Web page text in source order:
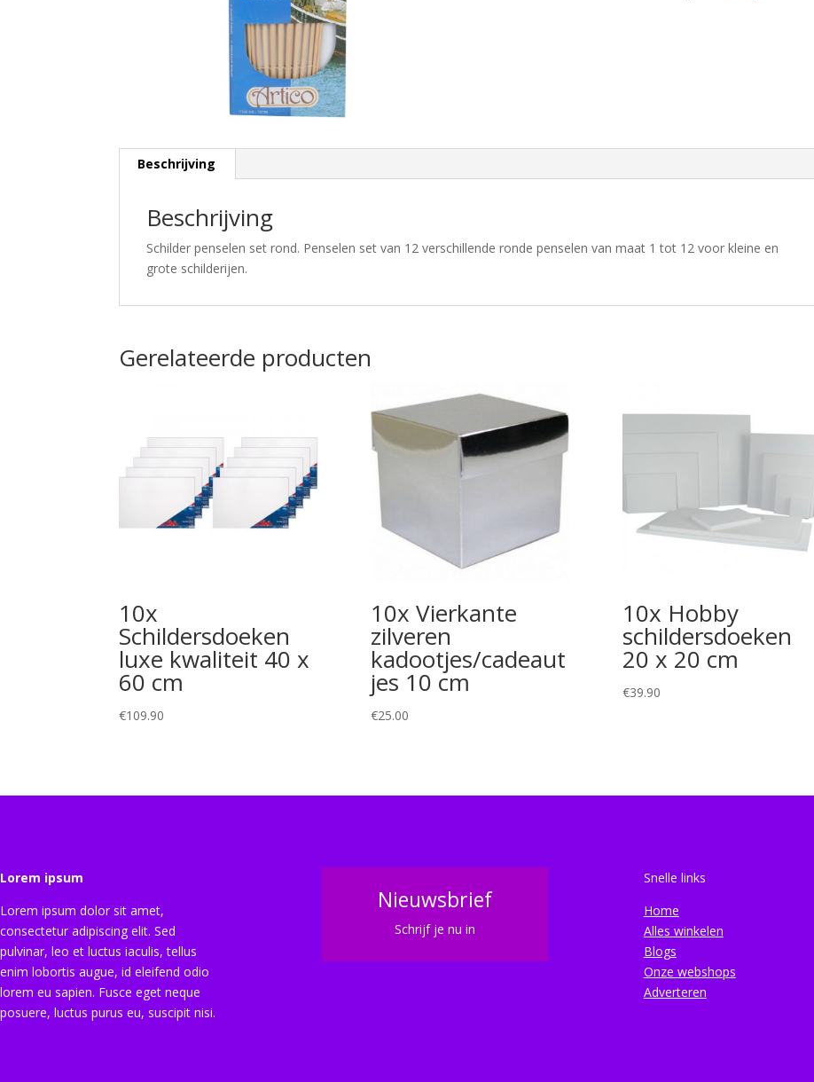
Beschrijving
Beschrijving
Schilder penselen set rond. Penselen set van 12 verschillende ronde penselen van maat 1 tot 12 voor kleine en
grote schilderijen.
Gerelateerde producten
10x
Schildersdoeken
luxe kwaliteit 40 x
60 cm
€109.90
10x Vierkante
zilveren
kadootjes/cadeaut
jes 10 cm
€25.00
10x Hobby
schildersdoeken
20 x 20 cm
€39.90
Lorem ipsum
Lorem ipsum dolor sit amet,
consectetur adipiscing elit. Sed
pulvinar, leo et luctus iaculis, tellus
enim lobortis augue, id eleifend odio
lorem eu sapien. Fusce eget neque
posuere, luctus purus eu, suscipit nisi.
Nieuwsbrief
Schrijf je nu in
Snelle links
Home
Alles winkelen
Blogs
Onze webshops
Adverteren